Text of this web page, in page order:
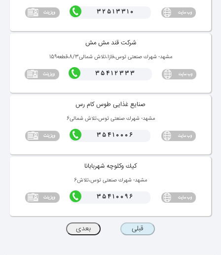
32513310
شركت قند مش مش
مشهد- شهرك صنعتی توس،فاز1،تلاش شمالی8/3،قطعه159
35412333
صنایع غذایی طوس كام رس
مشهد- شهرك صنعتی توس،تلاش شمالی6
35410006
كیك وكلوچه شهربابانا
مشهد- شهرك صنعتی توس،تلاش6
35410096